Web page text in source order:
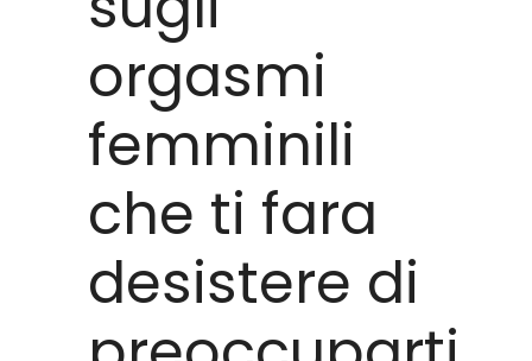
orgasmi
femminili
che ti fara
desistere di